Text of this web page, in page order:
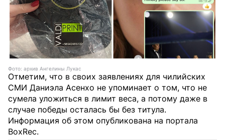
Фото: архив Ангелины Лукас
Отметим, что в своих заявлениях для чилийских
СМИ Даниэла Асенхо не упоминает о том, что не
сумела уложиться в лимит веса, а потому даже в
случае победы осталась бы без титула.
Информация об этом опубликована на портала
BoxRec.